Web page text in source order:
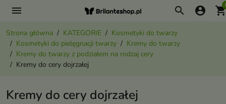
menu search account_circle
Strona główna KATEGORIE
Kosmetyki do twarzy
Kosmetyki do pielęgnacji twarzy
Kremy do twarzy
Kremy do twarzy z podziałem na rodzaj cery
Kremy do cery dojrzałej
Kremy do cery dojrzałej